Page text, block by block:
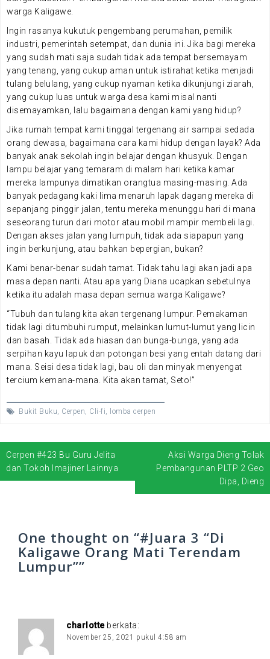
warga Kaligawe.
Ingin rasanya kukutuk pengembang perumahan, pemilik
industri, pemerintah setempat, dan dunia ini. Jika bagi mereka
yang sudah mati saja sudah tidak ada tempat bersemayam
yang tenang, yang cukup aman untuk istirahat ketika menjadi
tulang belulang, yang cukup nyaman ketika dikunjungi ziarah,
yang cukup luas untuk warga desa kami misal nanti
disemayamkan, lalu bagaimana dengan kami yang hidup?
Jika rumah tempat kami tinggal tergenang air sampai sedada
orang dewasa, bagaimana cara kami hidup dengan layak? Ada
banyak anak sekolah ingin belajar dengan khusyuk. Dengan
lampu belajar yang temaram di malam hari ketika kamar
mereka lampunya dimatikan orangtua masing-masing. Ada
banyak pedagang kaki lima menaruh lapak dagang mereka di
sepanjang pinggir jalan, tentu mereka menunggu hari di mana
seseorang turun dari motor atau mobil mampir membeli lagi.
Dengan akses jalan yang lumpuh, tidak ada siapapun yang
ingin berkunjung, atau bahkan bepergian, bukan?
Kami benar-benar sudah tamat. Tidak tahu lagi akan jadi apa
masa depan nanti. Atau apa yang Diana ucapkan sebetulnya
ketika itu adalah masa depan semua warga Kaligawe?
“Tubuh dan tulang kita akan tergenang lumpur. Pemakaman
tidak lagi ditumbuhi rumput, melainkan lumut-lumut yang licin
dan basah. Tidak ada hiasan dan bunga-bunga, yang ada
serpihan kayu lapuk dan potongan besi yang entah datang dari
mana. Seisi desa tidak lagi, bau oli dan minyak menyengat
tercium kemana-mana. Kita akan tamat, Seto!”
Bukit Buku, Cerpen, Cli-fi, lomba cerpen
N
a
Cerpen #423 Bu Guru Jelita
dan Tokoh Imajiner Lainnya
Aksi Warga Dieng Tolak
Pembangunan PLTP 2 Geo
Dipa, Dieng
One thought on “#Juara 3 “Di
Kaligawe Orang Mati Terendam
Lumpur””
charlotte berkata:
November 25, 2021 pukul 4:58 am